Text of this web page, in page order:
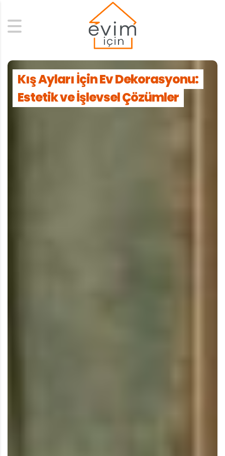
Search
Kış Ayları İçin Ev Dekorasyonu:
Estetik ve İşlevsel Çözümler